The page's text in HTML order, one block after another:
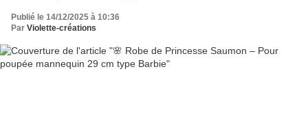
Publié le 14/12/2025 à 10:36
Par Violette-créations